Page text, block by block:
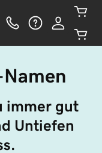
immer gut
Untiefen